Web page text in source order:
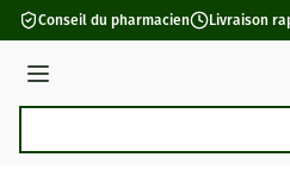
Aller au contenu
Conseil du pharmacien Livraison
Menu